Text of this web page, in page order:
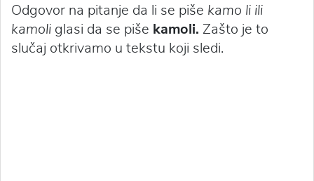
Odgovor na pitanje da li se piše kamo li ili
kamoli glasi da se piše kamoli. Zašto je to
slučaj otkrivamo u tekstu koji sledi.